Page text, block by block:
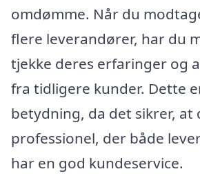
omdømme. Når du
flere leverandører, har du
tjekke deres erfaringer og
fra tidligere kunder. Dette
betydning, da det sikrer,
professionel, der både
har en god kundeservice.